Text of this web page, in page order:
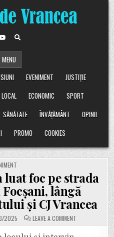
MENU
EVENIMENT
JUSTIȚIE
LOCAL ECONOMIC
SPORT
SĂNĂTATE ÎNVĂȚĂMÂNT
OPINII
PROMO COOKIES
luat foc pe strada
lângă
și CJ Vrancea
2025 LEAVE A COMMENT
ACUM.